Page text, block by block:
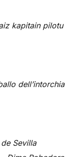
kapitain pilotu
dell’intorchia
Sevilla